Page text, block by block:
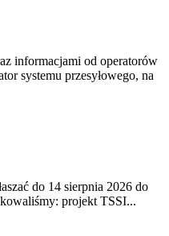
informacjami od operatorów
systemu przesyłowego, na
do 14 sierpnia 2026 do
projekt TSSI...